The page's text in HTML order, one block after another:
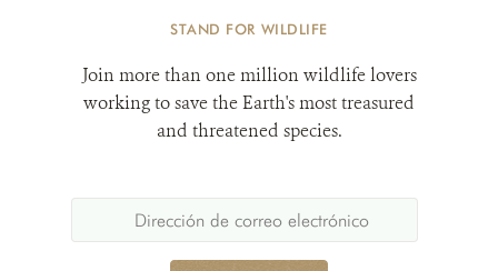
STAND FOR WILDLIFE
Join more than one million wildlife lovers
working to save the Earth's most treasured
and threatened species.